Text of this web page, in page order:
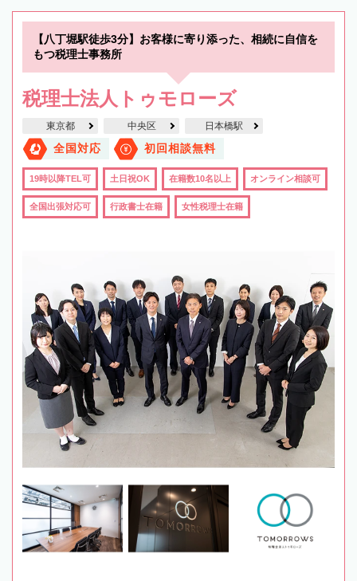
【八丁堀駅徒歩3分】お客様に寄り添った、相続に自信を
もつ税理士事務所
税理士法人トゥモローズ
東京都 中央区 日本橋駅
全国対応 初回相談無料
19時以降TEL可 土日祝OK 在籍数10名以上 オンライン相談可
全国出張対応可 行政書士在籍 女性税理士在籍